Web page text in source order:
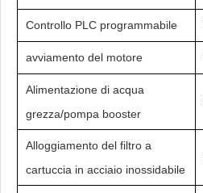
Controllo PLC programmabile
avviamento del motore
Alimentazione di acqua
grezza/pompa booster
Alloggiamento del filtro a
cartuccia in acciaio inossidabile